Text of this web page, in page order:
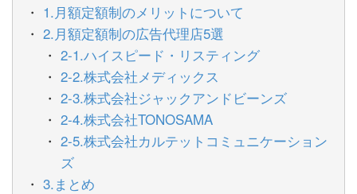
1.月額定額制のメリットについて
2.月額定額制の広告代理店5選
2-1.ハイスピード・リスティング
2-2.株式会社メディックス
2-3.株式会社ジャックアンドビーンズ
2-4.株式会社TONOSAMA
2-5.株式会社カルテットコミュニケーション
ズ
3.まとめ